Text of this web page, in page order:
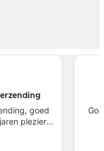
goed
plezier